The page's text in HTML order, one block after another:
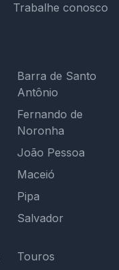
Trabalhe conosco
Barra de Santo
Antônio
Fernando de
Noronha
João Pessoa
Maceió
Pipa
Salvador
Touros